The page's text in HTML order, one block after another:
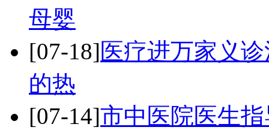
母婴
[07-18]医疗进万家义
的热
[07-14]市中医院医生